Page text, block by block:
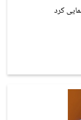
کرد